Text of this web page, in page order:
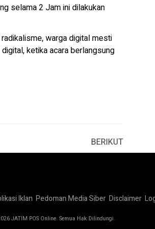
selama 2 Jam ini dilakukan
warga digital mesti
ketika acara berlangsung
BERIKUT
Iklan Pedoman Media Siber Disclaimer
JATIM POS Online. Semua Hak Dilindungi.